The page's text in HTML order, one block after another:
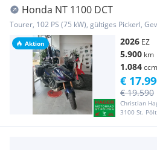
Aktion
Honda NT 1100 DCT
Tourer, 102 PS (75 kW), gültiges Pickerl,
2026 EZ
5.900 km
1.084ccm
Christian
3100 St.
€ 19.590
€